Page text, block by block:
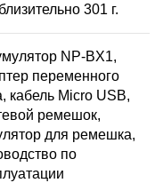
301 г.
NP-BX1,
переменного
кабель Micro USB,
ремешок,
для ремешка,
по